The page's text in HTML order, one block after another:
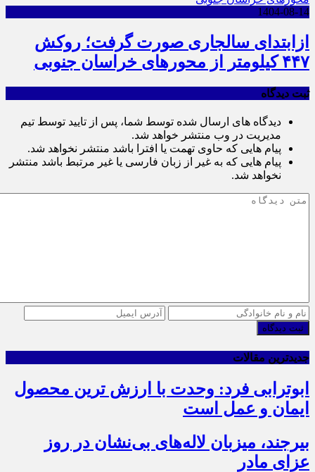
1404-08-14
ازابتدای سالجاری صورت گرفت؛ روکش
۴۴۷ کیلومتر از محورهای خراسان جنوبی
ثبت دیدگاه
دیدگاه های ارسال شده توسط شما، پس از تایید توسط تیم
مدیریت در وب منتشر خواهد شد.
پیام هایی که حاوی تهمت یا افترا باشد منتشر نخواهد شد.
پیام هایی که به غیر از زبان فارسی یا غیر مرتبط باشد منتشر
نخواهد شد.
ثبت دیدگاه
جدیدترین مقالات
ابوترابی فرد: وحدت با ارزش ترین محصول
ایمان و عمل است
بیرجند، میزبان لاله‌های بی‌نشان در روز
عزای مادر